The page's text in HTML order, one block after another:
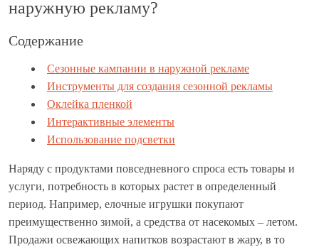
наружную рекламу?
Содержание
Сезонные кампании в наружной рекламе
Инструменты для создания сезонной рекламы
Оклейка пленкой
Интерактивные элементы
Использование подсветки
Наряду с продуктами повседневного спроса есть товары и
услуги, потребность в которых растет в определенный
период. Например, елочные игрушки покупают
преимущественно зимой, а средства от насекомых – летом.
Продажи освежающих напитков возрастают в жару, в то